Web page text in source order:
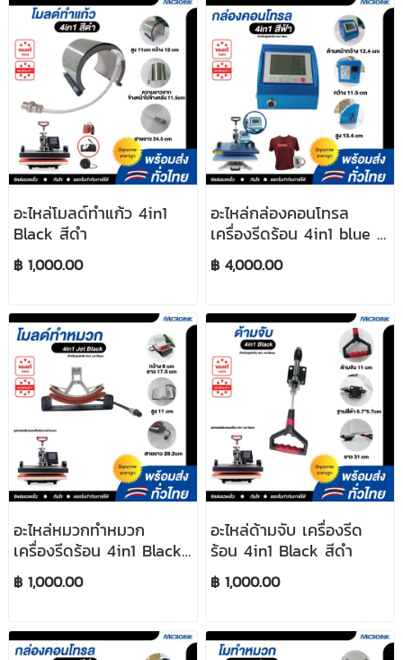
อะไหล่โมลด์ทำแก้ว 4in1
Black สีดำ
฿ 1,000.00
อะไหล่กล่องคอนโทรล
เครื่องรีดร้อน 4in1 blue สี
ฟ้า
฿ 4,000.00
อะไหล่หมวกทำหมวก
เครื่องรีดร้อน 4in1 Black
สีดำ
฿ 1,000.00
อะไหล่ด้ามจับ เครื่องรีด
ร้อน 4in1 Black สีดำ
฿ 1,000.00